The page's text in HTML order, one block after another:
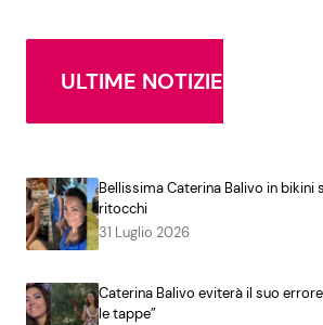
ULTIME NOTIZIE
Bellissima Caterina Balivo in bikini
ritocchi
31 Luglio 2026
Caterina Balivo eviterà il suo
le tappe”